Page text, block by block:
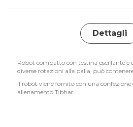
Dettagli
Robot compatto con testina oscillante e
diverse rotazioni alla palla, può
il robot viene fornito con una confezione
allenamento Tibhar.